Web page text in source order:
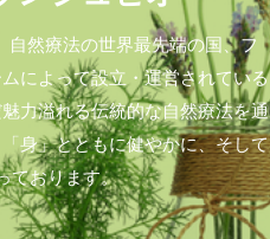
然療法の世界最先端の国、フ
によって設立・運営されている
力溢れる伝統的な自然療法を通
身」とともに健やかに、そして
ております。